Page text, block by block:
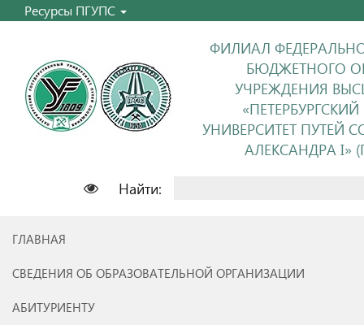
Ресурсы ПГУПС
ФИЛИАЛ
БЮДЖЕТНОГО
УЧРЕЖДЕНИЯ
УНИВЕРСИТЕТ ПУТЕЙ
АЛЕКСАНДРА I»
Найти:
ГЛАВНАЯ
СВЕДЕНИЯ ОБ ОБРАЗОВАТЕЛЬНОЙ ОРГАНИЗАЦИИ
АБИТУРИЕНТУ